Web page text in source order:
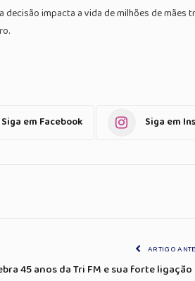
decisão impacta a vida de milhões de
Siga em Facebook Siga em
ARTIGO
45 anos da Tri FM e sua forte